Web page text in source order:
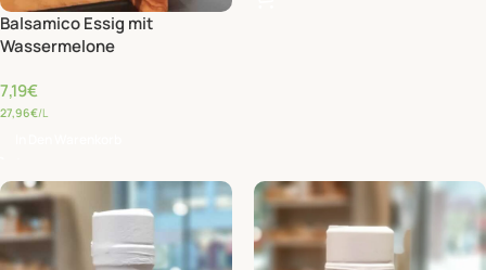
Balsamico Essig mit
Wassermelone
7,19€
27,96€/L